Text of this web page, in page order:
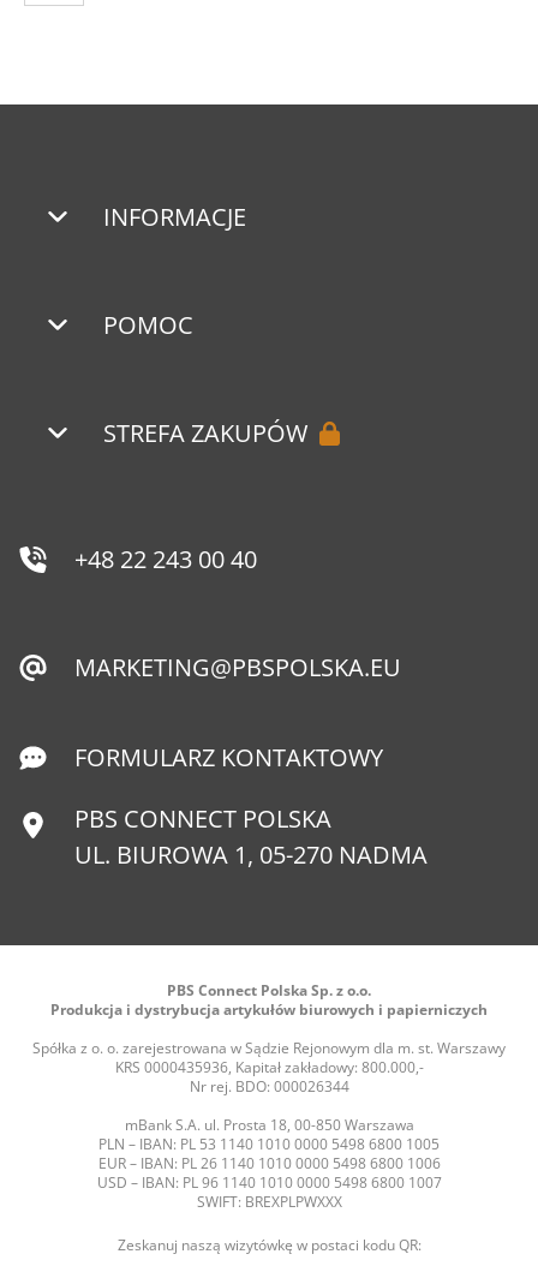
INFORMACJE
POMOC
STREFA ZAKUPÓW
+48 22 243 00 40
MARKETING@PBSPOLSKA.EU
FORMULARZ KONTAKTOWY
PBS CONNECT POLSKA
UL. BIUROWA 1, 05-270 NADMA
PBS Connect Polska Sp. z o.o.
Produkcja i dystrybucja artykułów biurowych i papierniczych
Spółka z o. o. zarejestrowana w Sądzie Rejonowym dla m. st. Warszawy
KRS 0000435936, Kapitał zakładowy: 800.000,-
Nr rej. BDO: 000026344
mBank S.A. ul. Prosta 18, 00-850 Warszawa
PLN – IBAN: PL 53 1140 1010 0000 5498 6800 1005
EUR – IBAN: PL 26 1140 1010 0000 5498 6800 1006
USD – IBAN: PL 96 1140 1010 0000 5498 6800 1007
SWIFT: BREXPLPWXXX
Zeskanuj naszą wizytówkę w postaci kodu QR: